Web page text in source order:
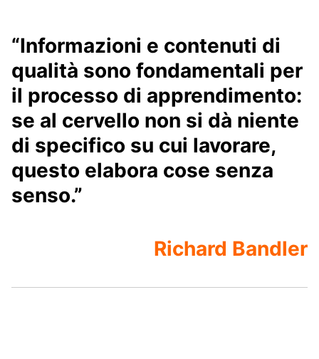
“Informazioni e contenuti di
qualità sono fondamentali per
il processo di apprendimento:
se al cervello non si dà niente
di specifico su cui lavorare,
questo elabora cose senza
senso.”
Richard Bandler